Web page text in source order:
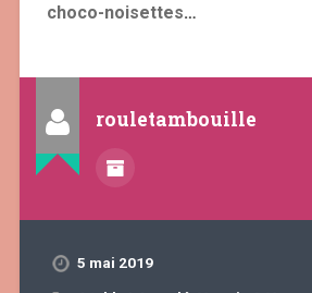
choco-noisettes…
rouletambouille
5 mai 2019